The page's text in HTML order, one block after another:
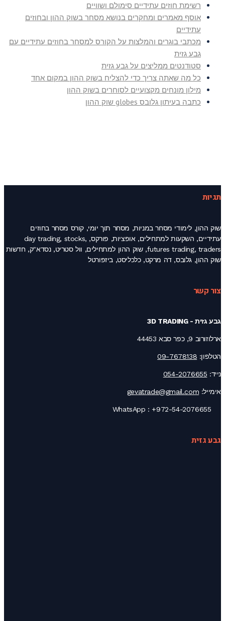
רשימת חוזים עתידיים סימולם ושוויים
אוסף מאמרים ומחקרים בנושא מסחר בשוק ההון ובחוזים
עתידיים
מכתבי בוגרים והמלצות על הקורס למסחר בחוזים עתידיים עם
גבע גזית
סטודנטים ממליצים על גבע גזית
כל מה שאתה צריך כדי להצליח בשוק ההון במקום אחד
מילון מונחים מקצועיים לסוחרים בשוק ההון
כתבה בעיתון גלובס globes שוק ההון
תגיות
שוק ההון, לימודי מסחר במניות, מסחר תוך יומי, קורס מסחר בחוזים
עתידיים, השקעות למתחילים, אופציות, פורקס, day trading, stocks,
futures trading, traders, שוק ההון למתחילים, וול סטריט, נסדא"ק, חדשות
שוק ההון, גלובס, דה מרקט, כלכליסט, ביזפורטל
צור קשר
גבע גזית - 3D TRADING
ארלוזורוב 9, כפר סבא 44453
הטלפון: 09-7678138
נייד: 054-2076655
אימייל: gevatrade@gmail.com
+972-54-2076655
גבע גזית